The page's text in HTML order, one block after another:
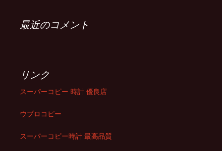
最近のコメント
リンク
スーパーコピー 時計 優良店
ウブロコピー
スーパーコピー時計 最高品質